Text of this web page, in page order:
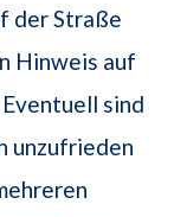
der Straße
Hinweis auf
sind
unzufrieden